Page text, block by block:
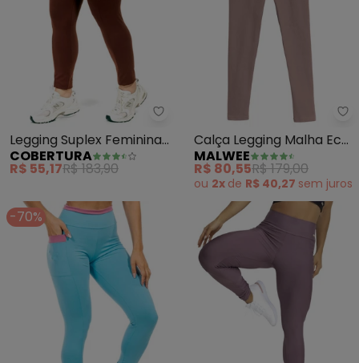
Cobertura - Legging Suplex
Legging Suplex Feminina
(Marrom)
COBERTURA
R$ 55,17R$ 183,90
Calça Legging Malha Eco
Active (Taupe)
MALWEE
R$ 80,55R$ 179,00
ou 2x de R$ 40,27 sem juros
-70%